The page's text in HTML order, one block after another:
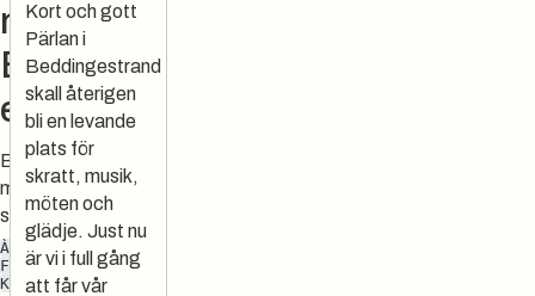
n 9 i
Bedding
estrand
Bistro Saltarv står
med fötterna i den
skånska myllan.
À LA CARTE
LUNCH
FIKA BAGERI
KONFERENSVINBAR
Kort och gott
Pärlan i
Beddingestrand
skall återigen
bli en levande
plats för
skratt, musik,
möten och
glädje. Just nu
är vi i full gång
att får vår